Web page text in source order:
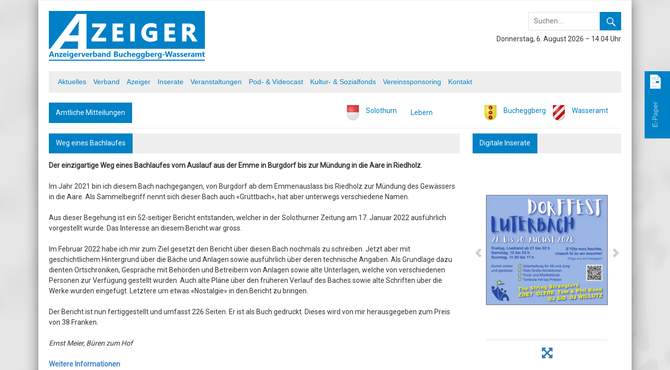
Donnerstag, 6. August 2026 – 14.04 Uhr
Aktuelles Verband Azeiger Inserate Veranstaltungen Pod- & Videocast Kultur- & Sozialfonds Vereinssponsoring Kontakt
Amtliche Mitteilungen Solothurn Lebern Bucheggberg Wasseramt
Weg eines Bachlaufes
Der einzigartige Weg eines Bachlaufes vom Auslauf aus der Emme in Burgdorf bis zur Mündung in die Aare in Riedholz.
Im Jahr 2021 bin ich diesem Bach nachgegangen, von Burgdorf ab dem Emmenauslass bis Riedholz zur Mündung des Gewässers
in die Aare. Als Sammelbegriff nennt sich dieser Bach auch «Grüttbach», hat aber unterwegs verschiedene Namen.
Aus dieser Begehung ist ein 52-seitiger Bericht entstanden, welcher in der Solothurner Zeitung am 17. Januar 2022 ausführlich
vorgestellt wurde. Das Interesse an diesem Bericht war gross.
Im Februar 2022 habe ich mir zum Ziel gesetzt den Bericht über diesen Bach nochmals zu schreiben. Jetzt aber mit
geschichtlichem Hintergrund über die Bäche und Anlagen sowie ausführlich über deren technische Angaben. Als Grundlage dazu
dienten Ortschroniken, Gespräche mit Behörden und Betreibern von Anlagen sowie alte Unterlagen, welche von verschiedenen
Personen zur Verfügung gestellt wurden. Auch alte Pläne über den früheren Verlauf des Baches sowie alte Schriften über die
Werke wurden eingefügt. Letztere um etwas «Nostalgie» in den Bericht zu bringen.
Der Bericht ist nun fertiggestellt und umfasst 226 Seiten. Er ist als Buch gedruckt. Dieses wird von mir herausgegeben zum Preis
von 38 Franken.
Ernst Meier, Büren zum Hof
Weitere Informationen
Digitale Inserate
E-Paper